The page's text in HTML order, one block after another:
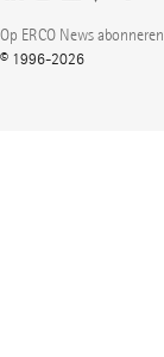
Op ERCO News abonneren
© 1996-2026